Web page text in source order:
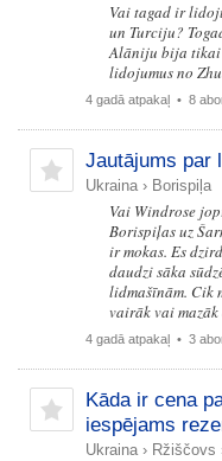
Vai tagad ir
un Turciju?
Alāniju bija tikai
lidojumus no
4 gadā atpakaļ • 8
Jautājums par
Ukraina › Borispiļa
Vai Windrose
Borispiļas uz
ir mokas. Es
daudzi sāka
lidmašīnām. Cik
vairāk vai
4 gadā atpakaļ • 3
Kāda ir cena
iespējams
Ukraina › Ržiščovs